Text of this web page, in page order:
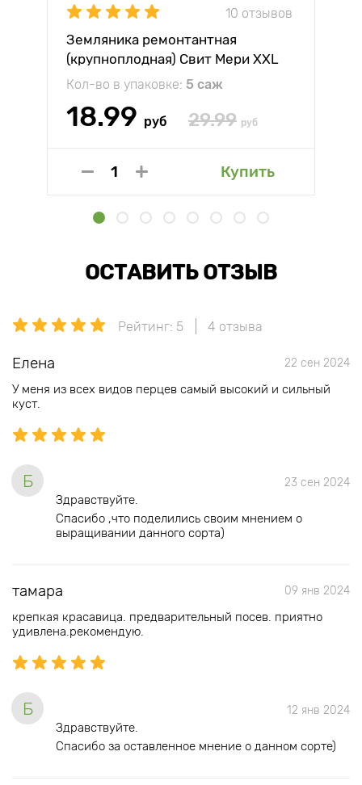
10 отзывов
Земляника ремонтантная
(крупноплодная) Свит Мери XXL
Кол-во в упаковке: 5 саж
18.99 руб 29.99 руб
Купить
ОСТАВИТЬ ОТЗЫВ
Рейтинг: 5 4 отзыва
Елена 22 сен 2024
У меня из всех видов перцев самый высокий и сильный
куст.
Б 23 сен 2024
Здравствуйте.
Спасибо ,что поделились своим мнением о
выращивании данного сорта)
тамара 09 янв 2024
крепкая красавица. предварительный посев. приятно
удивлена.рекомендую.
Б 12 янв 2024
Здравствуйте.
Спасибо за оставленное мнение о данном сорте)